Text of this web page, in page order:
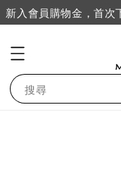
新入會員購物金，首次
搜尋